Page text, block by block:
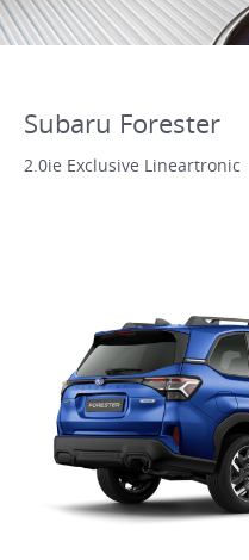
Subaru Forester
2.0ie Exclusive Lineartronic